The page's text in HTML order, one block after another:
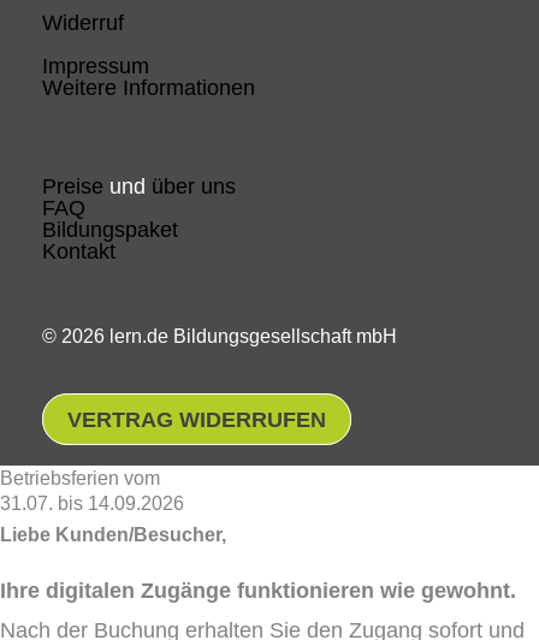
Widerruf
Impressum
Weitere Informationen
Preise und über uns
FAQ
Bildungspaket
Kontakt
© 2026 lern.de Bildungsgesellschaft mbH
VERTRAG WIDERRUFEN
Betriebsferien vom
31.07. bis 14.09.2026
Liebe Kunden/Besucher,
Ihre digitalen Zugänge funktionieren wie gewohnt.
Nach der Buchung erhalten Sie den Zugang sofort und